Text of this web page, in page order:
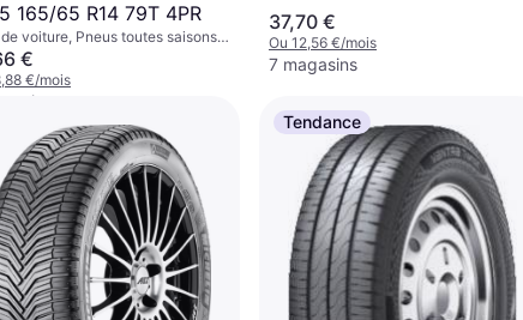
165/65 R14 79T 4PR
voiture, Pneus toutes saisons,
d'hiver, Pneus d'été, Non, Voiture
Profil 65 %, Indice de
T (190 km/h), W (270 km/h)
€
€/mois
Tourisme, Profil 70 %, Indice de Vitesse
T (190 km/h)
37,70 €
Ou 12,56 €/mois
7 magasins
Tendance